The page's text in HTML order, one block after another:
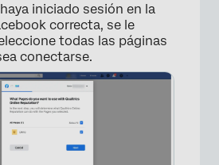
iniciado sesión en la
correcta, se le
todas las páginas
conectarse.